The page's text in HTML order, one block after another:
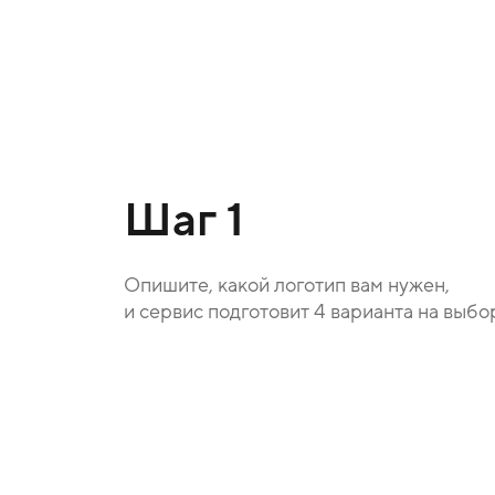
Шаг 1
Опишите, какой логотип вам нужен,
и сервис подготовит 4 варианта на